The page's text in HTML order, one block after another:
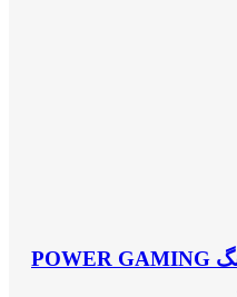
منبع تغذیه کامپیوتر گرین گیمینگ POWER GAMING